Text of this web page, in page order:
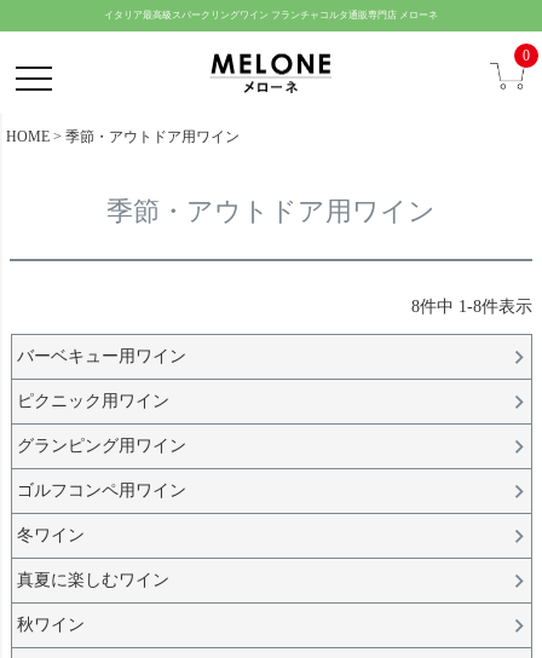
イタリア最高級スパークリングワイン フランチャコルタ通販専門店 メローネ
0
HOME 季節・アウトドア用ワイン
季節・アウトドア用ワイン
8件中 1-8件表示
バーベキュー用ワイン
ピクニック用ワイン
グランピング用ワイン
ゴルフコンペ用ワイン
冬ワイン
真夏に楽しむワイン
秋ワイン
ジト
ップ